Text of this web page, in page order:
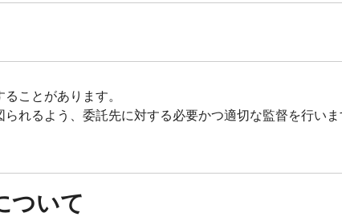
ことがあります。
れるよう、委託先に対する必要かつ適切な監督を行いま
ついて